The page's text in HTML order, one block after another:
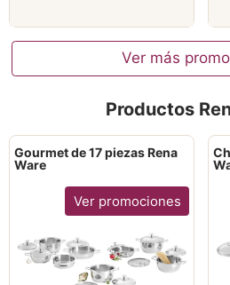
Ver más
Productos
Gourmet de 17 piezas Rena
Ware
Ver promociones